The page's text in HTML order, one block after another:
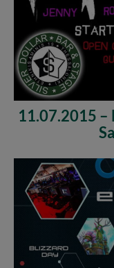
11.07.2015 –